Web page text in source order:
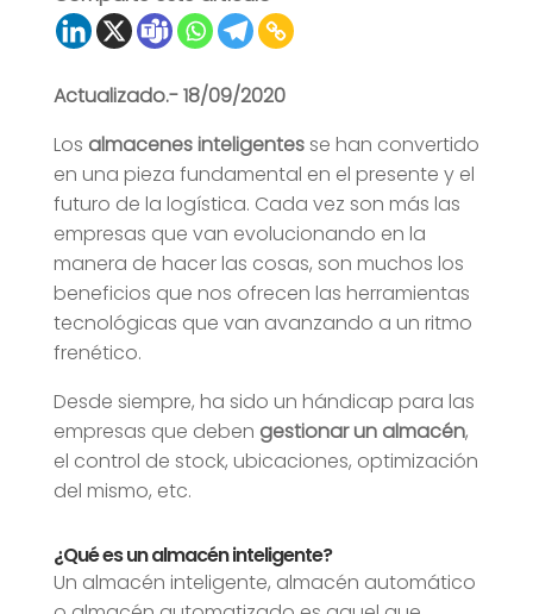
Actualizado.- 18/09/2020
Los almacenes inteligentesse han convertido
en una pieza fundamental en el presente y el
futuro de la logística. Cada vez son más las
empresas que van evolucionando en la
manera de hacer las cosas, son muchos los
beneficios que nos ofrecen las herramientas
tecnológicas que van avanzando a un ritmo
frenético.
Desde siempre, ha sido un hándicap para las
empresas que deben gestionar un almacén,
el control de stock, ubicaciones, optimización
del mismo, etc.
¿Qué es un almacén inteligente?
Un almacén inteligente, almacén automático